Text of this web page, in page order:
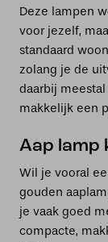
Deze lampen
voor jezelf,
standaard
zolang je de
daarbij
makkelijk een
Aap lamp
Wil je vooral
gouden
je vaak goed
compacte,